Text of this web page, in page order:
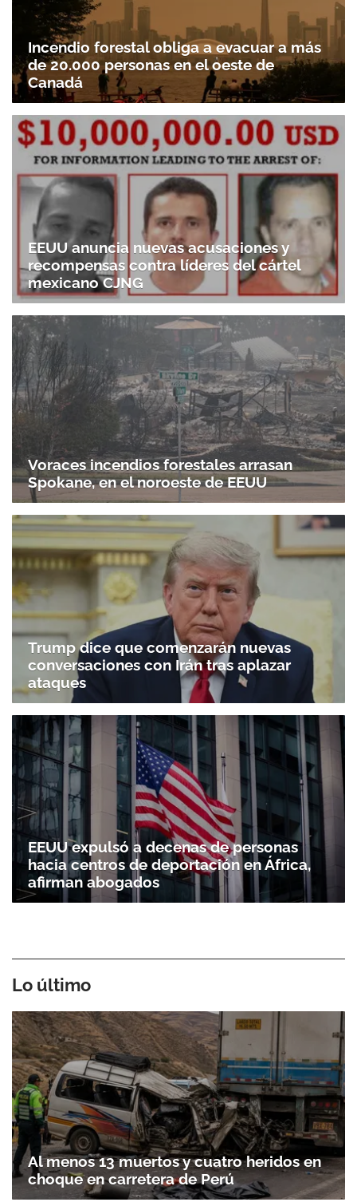
Incendio forestal obliga a evacuar a más
de 20.000 personas en el oeste de
Canadá
EEUU anuncia nuevas acusaciones y
recompensas contra líderes del cártel
mexicano CJNG
Voraces incendios forestales arrasan
Spokane, en el noroeste de EEUU
Trump dice que comenzarán nuevas
conversaciones con Irán tras aplazar
ataques
EEUU expulsó a decenas de personas
hacia centros de deportación en África,
afirman abogados
Lo último
Al menos 13 muertos y cuatro heridos en
choque en carretera de Perú